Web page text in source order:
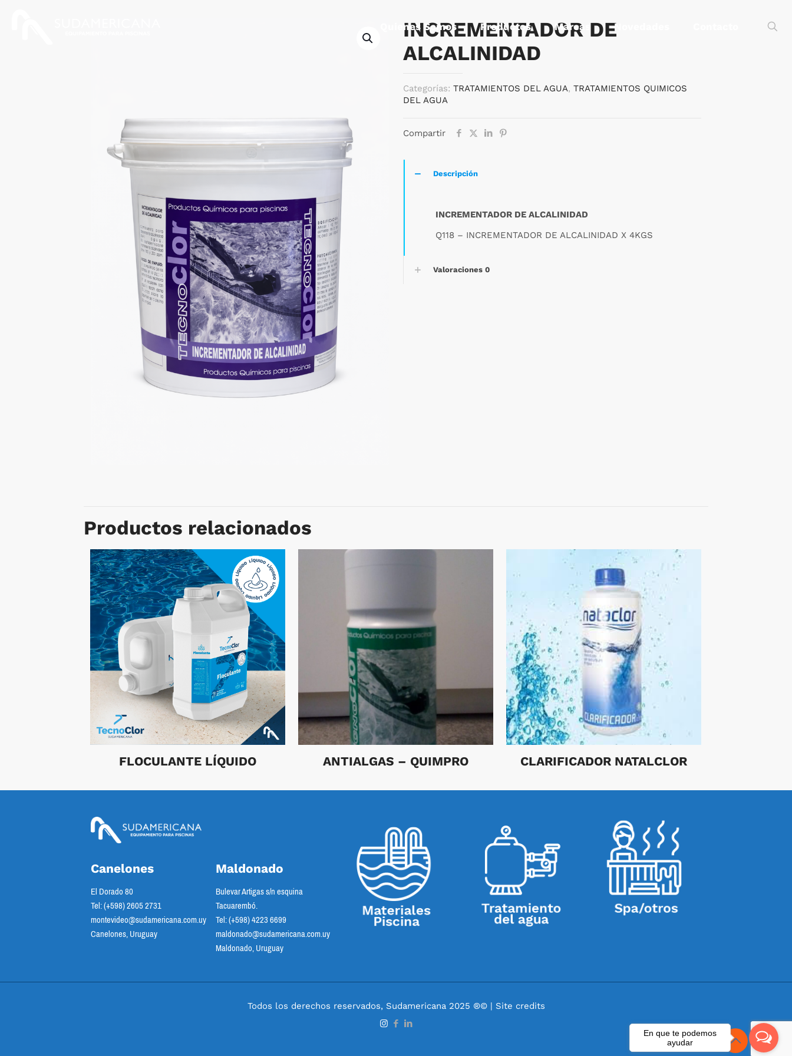
Quienes Somos Productos Marcas Novedades
INCREMENTADOR DE
ALCALINIDAD
Categorías: TRATAMIENTOS DEL AGUA, TRATAMIENTOS QUIMICOS
DEL AGUA
Compartir
Descripción
INCREMENTADOR DE ALCALINIDAD
Q118 – INCREMENTADOR DE ALCALINIDAD X 4KGS
Valoraciones 0
Productos relacionados
FLOCULANTE LÍQUIDO ANTIALGAS – QUIMPRO CLARIFICADOR NATALCLOR
Canelones
El Dorado 80
Tel: (+598) 2605 2731
montevideo@sudamericana.com.uy
Canelones, Uruguay
Maldonado
Bulevar Artigas s/n esquina
Tacuarembó.
Tel: (+598) 4223 6699
maldonado@sudamericana.com.uy
Maldonado, Uruguay
Todos los derechos reservados, Sudamericana 2025 ®© | Site credits
En que te podemos
ayudar